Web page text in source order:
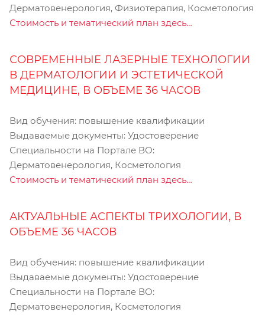
Дерматовенерология, Физиотерапия, Косметология
Стоимость и тематический план здесь…
СОВРЕМЕННЫЕ ЛАЗЕРНЫЕ ТЕХНОЛОГИИ
В ДЕРМАТОЛОГИИ И ЭСТЕТИЧЕСКОЙ
МЕДИЦИНЕ, В ОБЪЕМЕ 36 ЧАСОВ
Вид обучения: повышение квалификации
Выдаваемые документы: Удостоверение
Специальности на Портале ВО:
Дерматовенерология, Косметология
Стоимость и тематический план здесь…
АКТУАЛЬНЫЕ АСПЕКТЫ ТРИХОЛОГИИ, В
ОБЪЕМЕ 36 ЧАСОВ
Вид обучения: повышение квалификации
Выдаваемые документы: Удостоверение
Специальности на Портале ВО:
Дерматовенерология, Косметология